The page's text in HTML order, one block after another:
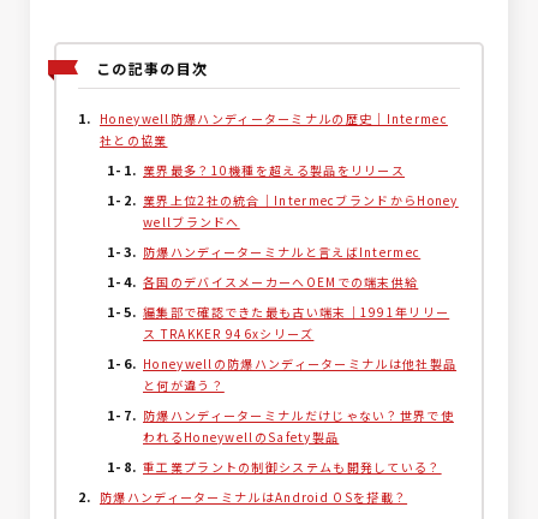
この記事の目次
Honeywell防爆ハンディーターミナルの歴史｜Intermec
社との協業
業界最多？10機種を超える製品をリリース
業界上位2社の統合｜IntermecブランドからHoney
wellブランドへ
防爆ハンディーターミナルと言えばIntermec
各国のデバイスメーカーへOEMでの端末供給
編集部で確認できた最も古い端末｜1991年リリー
ス TRAKKER 946xシリーズ
Honeywellの防爆ハンディーターミナルは他社製品
と何が違う？
防爆ハンディーターミナルだけじゃない？世界で使
われるHoneywellのSafety製品
重工業プラントの制御システムも開発している？
防爆ハンディーターミナルはAndroid OSを搭載？